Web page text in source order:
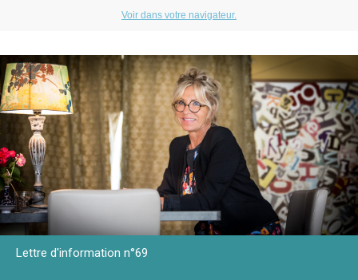
Voir dans votre navigateur.
Lettre d'information n°69